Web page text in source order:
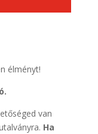
élményt!
van
Ha